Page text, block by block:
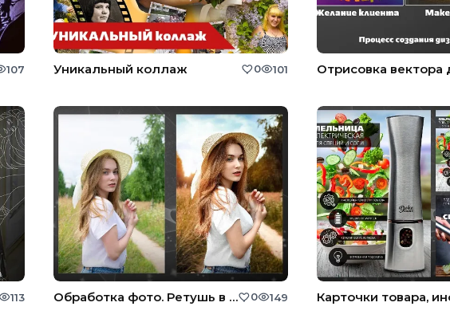
107 Уникальный коллаж 0 101
113 Обработка фото. Ретушь в Photoshop 0 149